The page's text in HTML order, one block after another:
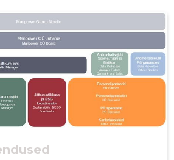
ja nõuandeid, et hinnata